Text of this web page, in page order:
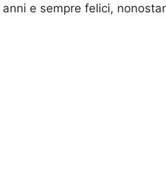
e sempre felici,